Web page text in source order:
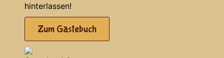
hinterlassen!
Zum Gästebuch